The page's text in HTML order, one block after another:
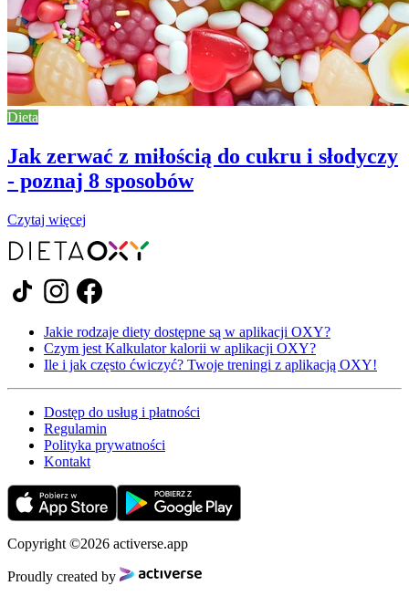
Dieta
Jak zerwać z miłością do cukru i słodyczy
- poznaj 8 sposobów
Czytaj więcej
Jakie rodzaje diety dostępne są w aplikacji OXY?
Czym jest Kalkulator kalorii w aplikacji OXY?
Ile i jak często ćwiczyć? Twoje treningi z aplikacją OXY!
Dostęp do usług i płatności
Regulamin
Polityka prywatności
Kontakt
Copyright ©2026 activerse.app
Proudly created by